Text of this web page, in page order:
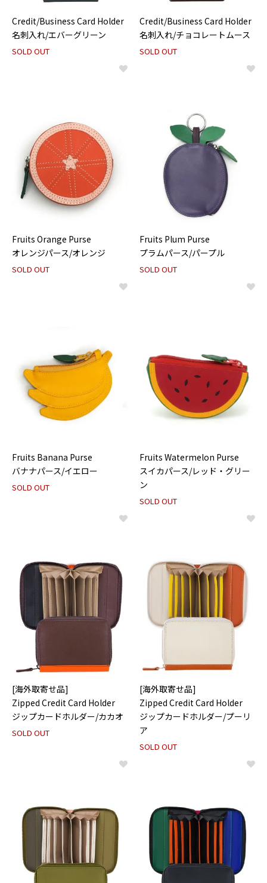
Credit/Business Card Holder
名刺入れ/エバーグリーン
SOLD OUT
Credit/Business Card Holder
名刺入れ/チョコレートムース
SOLD OUT
Fruits Orange Purse
オレンジパース/オレンジ
SOLD OUT
Fruits Plum Purse
プラムパース/パープル
SOLD OUT
Fruits Banana Purse
バナナパース/イエロー
SOLD OUT
Fruits Watermelon Purse
スイカパース/レッド・グリー
ン
SOLD OUT
[海外取寄せ品]
Zipped Credit Card Holder
ジップカードホルダー/カカオ
SOLD OUT
[海外取寄せ品]
Zipped Credit Card Holder
ジップカードホルダー/プーリ
ア
SOLD OUT